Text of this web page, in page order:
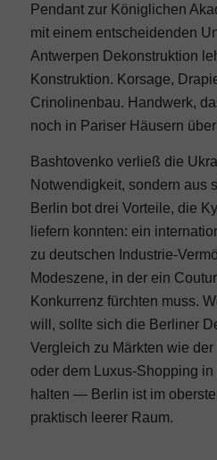
Pendant zur Königlichen
mit einem entscheidenden
Antwerpen Dekonstruktion
Konstruktion. Korsage,
Crinolinenbau. Handwerk,
noch in Pariser Häusern
Bashtovenko verließ die
Notwendigkeit, sondern aus
Berlin bot drei Vorteile, die
liefern konnten: ein
zu deutschen Industrie-
Modeszene, in der ein
Konkurrenz fürchten muss.
will, sollte sich die Berliner
Vergleich zu Märkten wie der
oder dem
Luxus-Shopping
halten — Berlin ist im
praktisch leerer Raum.